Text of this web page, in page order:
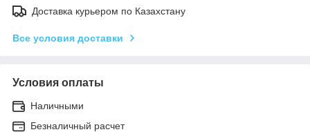
Доставка курьером по Казахстану
Все условия доставки
Условия оплаты
Наличными
Безналичный расчет